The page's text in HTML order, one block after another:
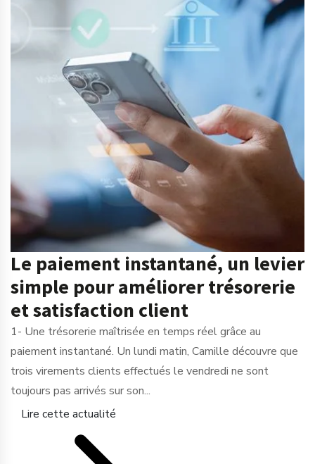
Le paiement instantané, un levier
simple pour améliorer trésorerie
et satisfaction client
1- Une trésorerie maîtrisée en temps réel grâce au
paiement instantané. Un lundi matin, Camille découvre que
trois virements clients effectués le vendredi ne sont
toujours pas arrivés sur son...
Lire cette actualité